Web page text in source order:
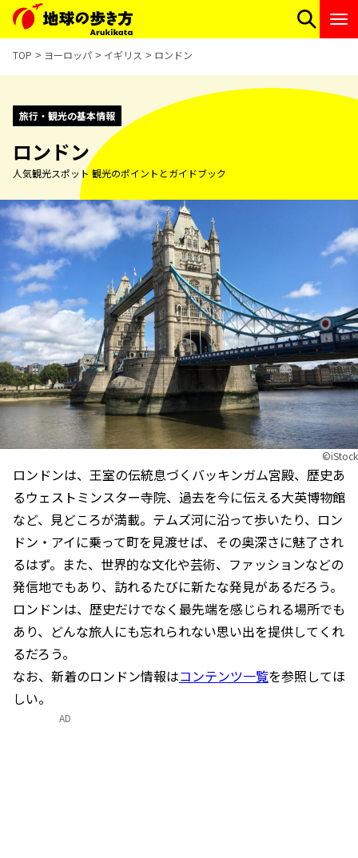
TOP ヨーロッパ イギリス ロンドン
旅行・観光の基本情報
ロンドン
人気観光スポット 観光のポイントとガイドブック
©iStock
ロンドンは、王室の伝統息づくバッキンガム宮殿、歴史あ
るウェストミンスター寺院、過去を今に伝える大英博物館
など、見どころが満載。テムズ河に沿って歩いたり、ロン
ドン・アイに乗って町を見渡せば、その奥深さに魅了され
るはず。また、世界的な文化や芸術、ファッションなどの
発信地でもあり、訪れるたびに新たな発見があるだろう。
ロンドンは、歴史だけでなく最先端を感じられる場所でも
あり、どんな旅人にも忘れられない思い出を提供してくれ
るだろう。
なお、新着のロンドン情報はコンテンツ一覧を参照してほ
しい。
AD